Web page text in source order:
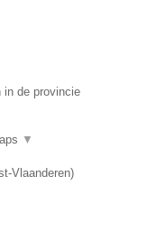
in de provincie
▼
Vlaanderen)